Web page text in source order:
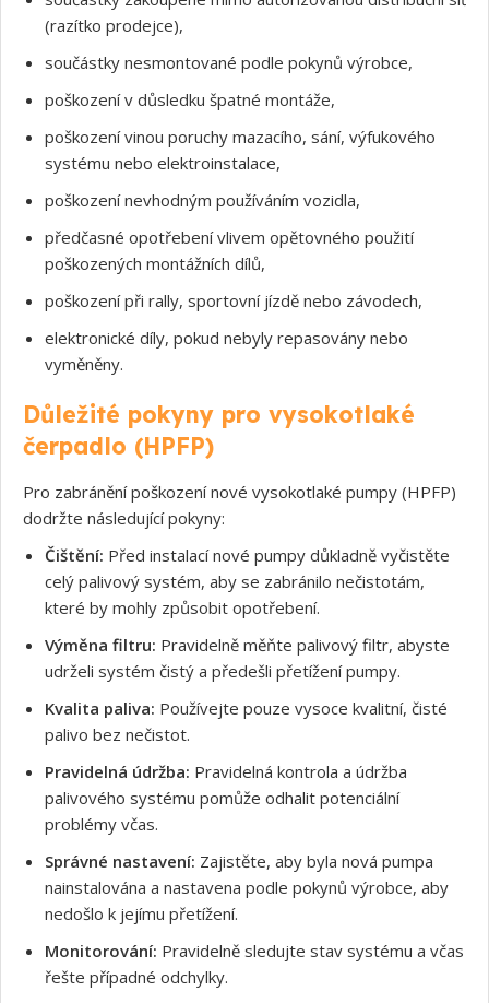
(razítko prodejce),
součástky nesmontované podle pokynů výrobce,
poškození v důsledku špatné montáže,
poškození vinou poruchy mazacího, sání, výfukového
systému nebo elektroinstalace,
poškození nevhodným používáním vozidla,
předčasné opotřebení vlivem opětovného použití
poškozených montážních dílů,
poškození při rally, sportovní jízdě nebo závodech,
elektronické díly, pokud nebyly repasovány nebo
vyměněny.
Důležité pokyny pro vysokotlaké
čerpadlo (HPFP)
Pro zabránění poškození nové vysokotlaké pumpy (HPFP)
dodržte následující pokyny:
Čištění: Před instalací nové pumpy důkladně vyčistěte
celý palivový systém, aby se zabránilo nečistotám,
které by mohly způsobit opotřebení.
Výměna filtru: Pravidelně měňte palivový filtr, abyste
udrželi systém čistý a předešli přetížení pumpy.
Kvalita paliva: Používejte pouze vysoce kvalitní, čisté
palivo bez nečistot.
Pravidelná údržba: Pravidelná kontrola a údržba
palivového systému pomůže odhalit potenciální
problémy včas.
Správné nastavení: Zajistěte, aby byla nová pumpa
nainstalována a nastavena podle pokynů výrobce, aby
nedošlo k jejímu přetížení.
Monitorování: Pravidelně sledujte stav systému a včas
řešte případné odchylky.
Souhlasím s GDPR